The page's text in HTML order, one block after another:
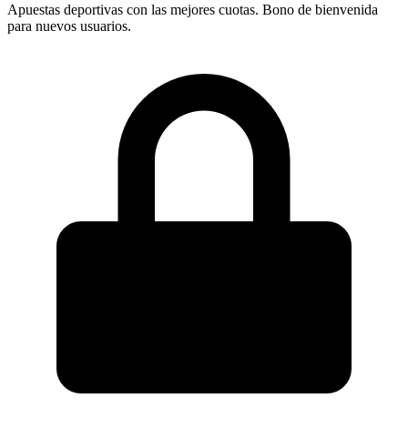
Apuestas deportivas con las mejores cuotas. Bono de bienvenida
para nuevos usuarios.